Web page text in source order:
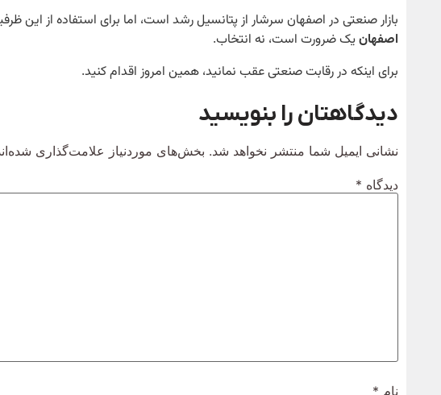
بازار صنعتی در اصفهان سرشار از پتانسیل رشد است، اما برای استفاده از این
اصفهانیک ضرورت است، نه انتخاب.
برای اینکه در رقابت صنعتی عقب نمانید، همین امروز اقدام کنید.
دیدگاهتان را بنویسید
نشانی ایمیل شما منتشر نخواهد شد. بخش‌های موردنیاز علامت‌گذاری
دیدگاه *
نام *